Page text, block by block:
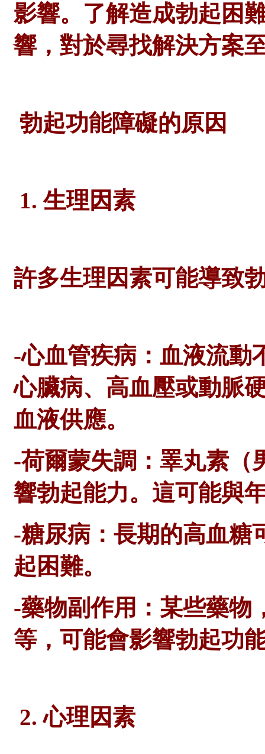
影響。了解造成勃起困
響，對於尋找解決方案
勃起功能障礙的原因
1. 生理因素
許多生理因素可能導致
-心血管疾病：血液流動
心臟病、高血壓或動脈
血液供應。
-荷爾蒙失調：睪丸素（
響勃起能力。這可能與
-糖尿病：長期的高血糖
起困難。
-藥物副作用：某些藥物
等，可能會影響勃起功
2. 心理因素